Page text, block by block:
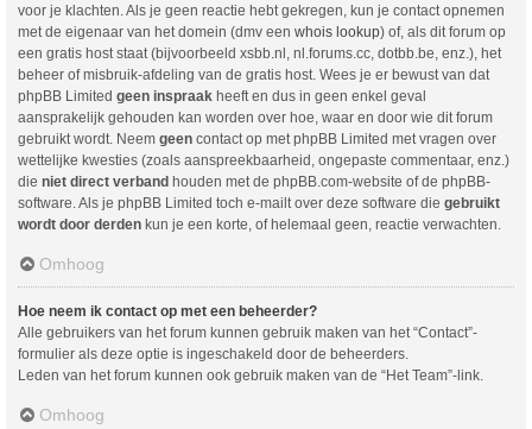
voor je klachten. Als je geen reactie hebt gekregen, kun je contact opnemen
met de eigenaar van het domein (dmv een whois lookup) of, als dit forum op
een gratis host staat (bijvoorbeeld xsbb.nl, nl.forums.cc, dotbb.be, enz.), het
beheer of misbruik-afdeling van de gratis host. Wees je er bewust van dat
phpBB Limited geen inspraak heeft en dus in geen enkel geval
aansprakelijk gehouden kan worden over hoe, waar en door wie dit forum
gebruikt wordt. Neem geen contact op met phpBB Limited met vragen over
wettelijke kwesties (zoals aanspreekbaarheid, ongepaste commentaar, enz.)
die niet direct verband houden met de phpBB.com-website of de phpBB-
software. Als je phpBB Limited toch e-mailt over deze software die gebruikt
wordt door derden kun je een korte, of helemaal geen, reactie verwachten.
Omhoog
Hoe neem ik contact op met een beheerder?
Alle gebruikers van het forum kunnen gebruik maken van het “Contact”-
formulier als deze optie is ingeschakeld door de beheerders.
Leden van het forum kunnen ook gebruik maken van de “Het Team”-link.
Omhoog